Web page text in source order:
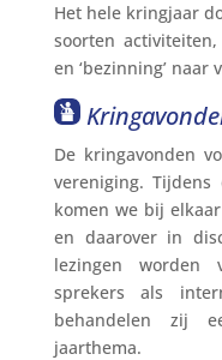
Het hele kringjaar
soorten
en ‘bezinning’ naar
De kringavonden
vereniging. Tijdens
komen we bij
en daarover in
lezingen worden
sprekers als
behandelen zij
jaarthema.